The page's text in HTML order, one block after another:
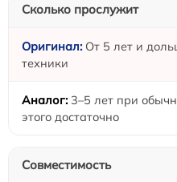
Сколько прослужит
От 5 лет и
техники
3–5 лет при
этого достаточно
Совместимость